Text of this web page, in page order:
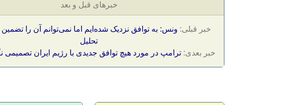
خبرهای قبل و بعد
خبر قبلی: ونس: به توافق نزدیک شده‌ایم اما نمی‌توانم آن را
تحلیل
خبر بعدی:ترامپ در مورد هیچ توافق جدیدی با رژیم ایران تصمیمی